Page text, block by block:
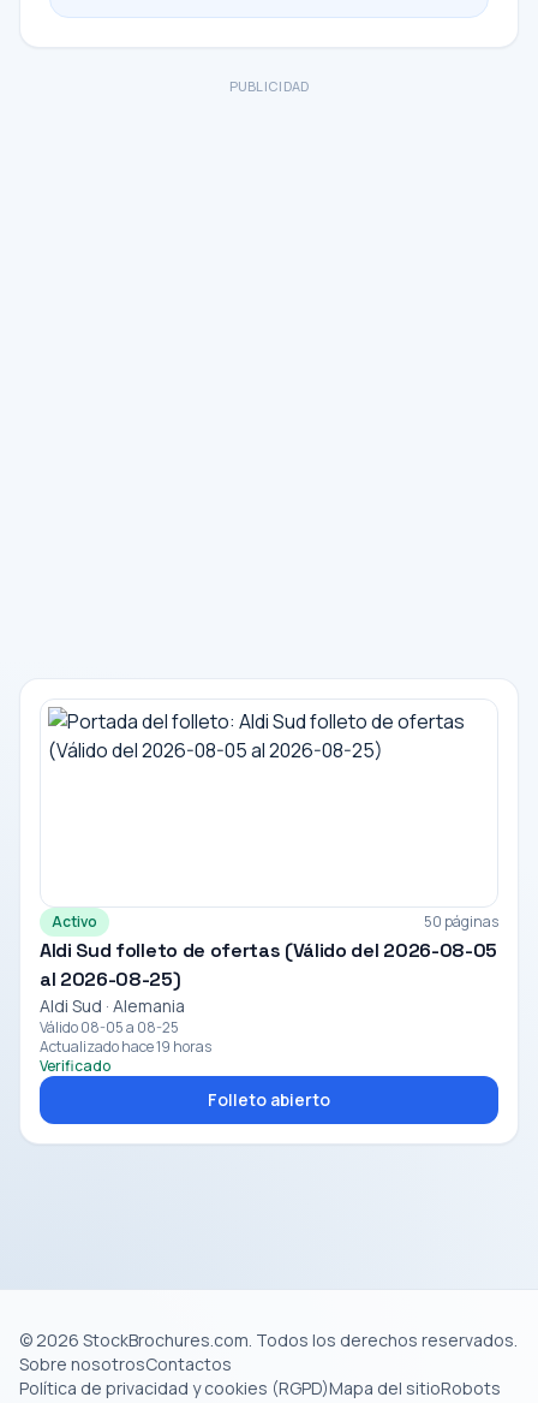
PUBLICIDAD
Activo 50 páginas
Aldi Sud folleto de ofertas (Válido del 2026-08-05
al 2026-08-25)
Aldi Sud · Alemania
Válido 08-05 a 08-25
Actualizado hace 19 horas
Verificado
Folleto abierto
© 2026 StockBrochures.com. Todos los derechos reservados.
Sobre nosotrosContactos
Política de privacidad y cookies (RGPD)Mapa del sitioRobots